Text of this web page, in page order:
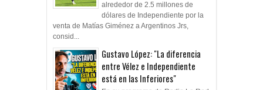
alrededor de 2.5 millones de
dólares de Independiente por la
venta de Matías Giménez a Argentinos Jrs,
consid...
Gustavo López: "La diferencia
entre Vélez e Independiente
está en las Inferiores"